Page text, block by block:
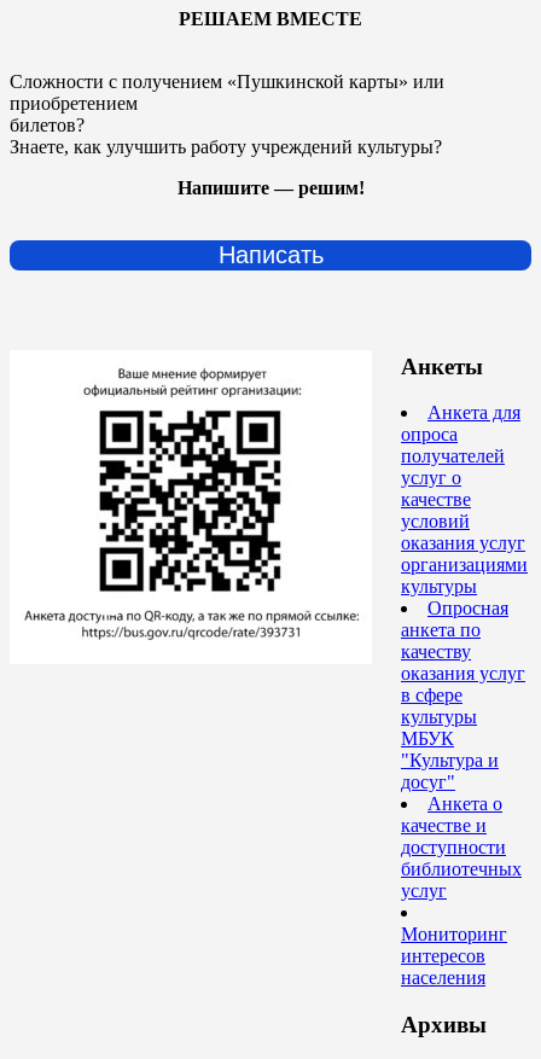
РЕШАЕМ ВМЕСТЕ
Сложности с получением «Пушкинской карты» или
приобретением
билетов?
Знаете, как улучшить работу учреждений культуры?
Напишите — решим!
Написать
Анкеты
Анкета для
опроса
получателей
услуг о
качестве
условий
оказания услуг
организациями
культуры
Опросная
анкета по
качеству
оказания услуг
в сфере
культуры
МБУК
"Культура и
досуг"
Анкета о
качестве и
доступности
библиотечных
услуг
Мониторинг
интересов
населения
Архивы